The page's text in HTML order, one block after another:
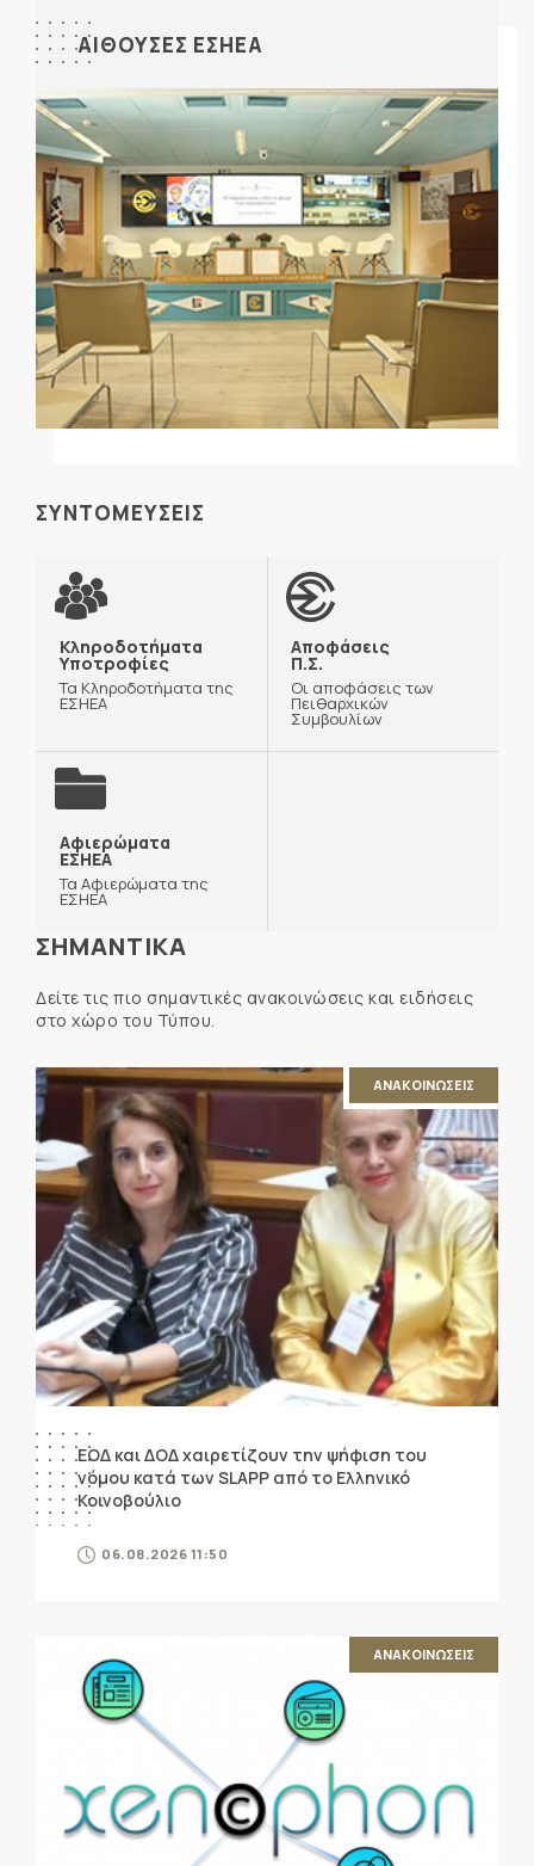
ΑΙΘΟΥΣΕΣ ΕΣΗΕΑ
ΣΥΝΤΟΜΕΥΣΕΙΣ
Κληροδοτήματα
Υποτροφίες
Τα Κληροδοτήματα της
ΕΣΗΕΑ
Αποφάσεις
Π.Σ.
Οι αποφάσεις των
Πειθαρχικών
Συμβουλίων
Αφιερώματα
ΕΣΗΕΑ
Τα Αφιερώματα της
ΕΣΗΕΑ
ΣΗΜΑΝΤΙΚΑ
Δείτε τις πιο σημαντικές ανακοινώσεις και ειδήσεις
στο χώρο του Τύπου.
ΑΝΑΚΟΙΝΩΣΕΙΣ
ΕΟΔ και ΔΟΔ χαιρετίζουν την ψήφιση του
νόμου κατά των SLAPP από το Ελληνικό
Κοινοβούλιο
06.08.2026 11:50
ΑΝΑΚΟΙΝΩΣΕΙΣ